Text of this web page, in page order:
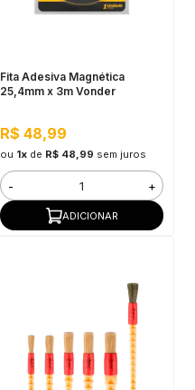
Fita Adesiva Magnética
25,4mm x 3m Vonder
R$ 48,99
ou 1xde R$ 48,99 sem juros
- +
ADICIONAR